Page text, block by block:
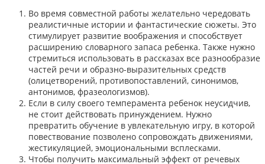
Во время совместной работы желательно чередовать
реалистичные истории и фантастические сюжеты. Это
стимулирует развитие воображения и способствует
расширению словарного запаса ребенка. Также нужно
стремиться использовать в рассказах все разнообразие
частей речи и образно-выразительных средств
(олицетворений, противопоставлений, синонимов,
антонимов, фразеологизмов).
Если в силу своего темперамента ребенок неусидчив,
не стоит действовать принуждением. Нужно
превратить обучение в увлекательную игру, в которой
повествование позволено сопровождать движениями,
жестикуляцией, эмоциональными всплесками.
Чтобы получить максимальный эффект от речевых